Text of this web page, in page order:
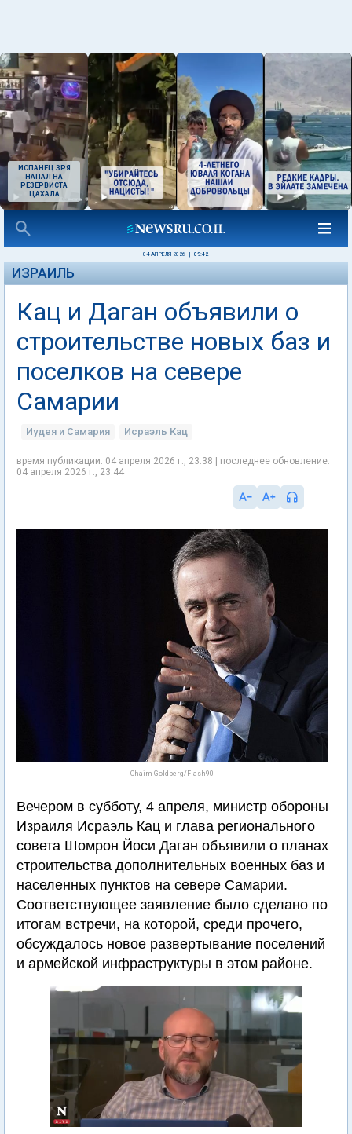
ИСПАНЕЦ ЗРЯ
НАПАЛ НА
РЕЗЕРВИСТА
ЦАХАЛА
04 АПРЕЛЯ 2026 09:42
ИЗРАИЛЬ
Кац и Даган объявили о
строительстве новых баз и
поселков на севере
Самарии
Иудея и Самария Исраэль Кац
время публикации: 04 апреля 2026 г., 23:38 | последнее обновление:
04 апреля 2026 г., 23:44
Chaim Goldberg/Flash90
Вечером в субботу, 4 апреля, министр обороны
Израиля Исраэль Кац и глава регионального
совета Шомрон Йоси Даган объявили о планах
строительства дополнительных военных баз и
населенных пунктов на севере Самарии.
Соответствующее заявление было сделано по
итогам встречи, на которой, среди прочего,
обсуждалось новое развертывание поселений
и армейской инфраструктуры в этом районе.